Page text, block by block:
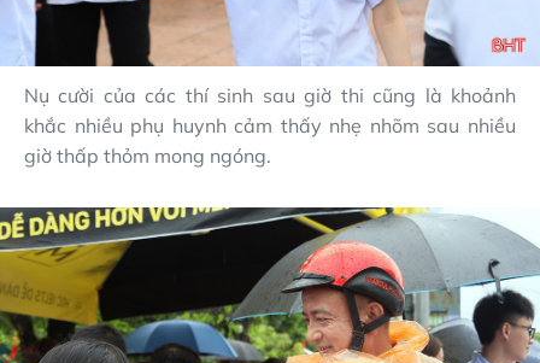
Nụ cười của các thí sinh sau giờ thi cũng là khoảnh
khắc nhiều phụ huynh cảm thấy nhẹ nhõm sau nhiều
giờ thấp thỏm mong ngóng.